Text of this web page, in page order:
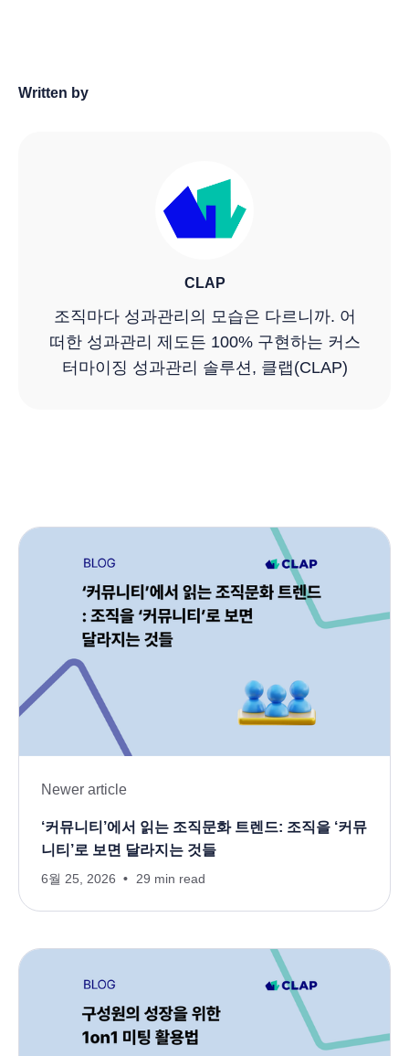
Written by
CLAP
조직마다 성과관리의 모습은 다르니까. 어
떠한 성과관리 제도든 100% 구현하는 커스
터마이징 성과관리 솔루션, 클랩(CLAP)
Newer article
‘커뮤니티’에서 읽는 조직문화 트렌드: 조직을 ‘커뮤
니티’로 보면 달라지는 것들
6월 25, 2026 29 min read